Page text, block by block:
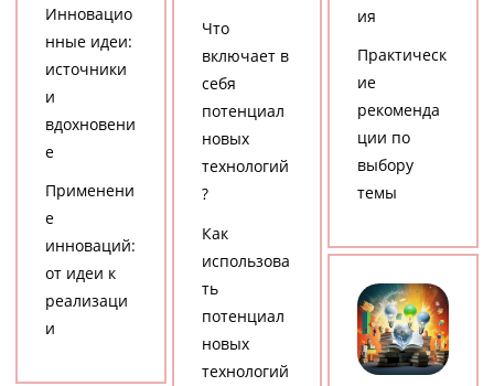
ия
Практическ
ие
рекоменда
ции по
выбору
темы
Инновацио
нные идеи:
источники
и
вдохновени
е
Применени
е
инноваций:
от идеи к
реализаци
и
Что
включает в
себя
потенциал
новых
технологий
?
Как
использова
ть
потенциал
новых
технологий